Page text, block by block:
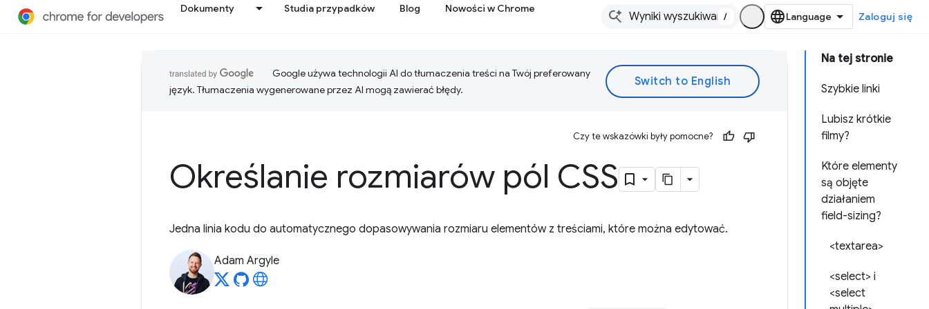
Dokumenty Studia przypadków Blog Nowości w Chrome
/ Zaloguj się
Na tej stronie
Szybkie linki
Lubisz krótkie
filmy?
Które elementy
są objęte
działaniem
field-sizing?
<textarea>
<select> i
<select
Google używa technologii AI do tłumaczenia treści na Twój preferowany
język. Tłumaczenia wygenerowane przez AI mogą zawierać błędy.
Czy te wskazówki były pomocne?
Określanie rozmiarów pól CSS
Jedna linia kodu do automatycznego dopasowywania rozmiaru elementów z treściami, które można edytować.
Adam Argyle